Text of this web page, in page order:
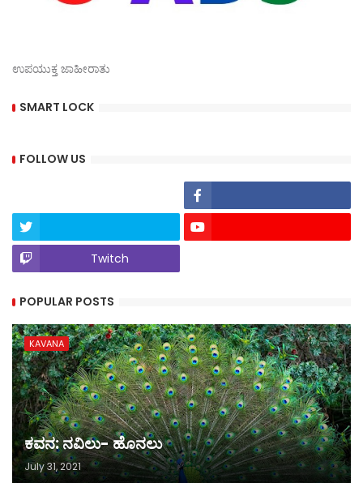
ಉಪಯುಕ್ತ ಜಾಹೀರಾತು
SMART LOCK
FOLLOW US
Twitch
POPULAR POSTS
KAVANA
ಕವನ: ನವಿಲು- ಹೊನಲು
July 31, 2021